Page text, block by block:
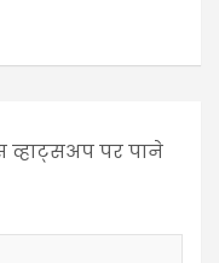
व्हाट्सअप पर पाने